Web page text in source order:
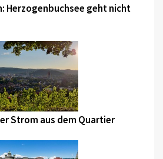
Herzogenbuchsee geht nicht
Strom aus dem Quartier